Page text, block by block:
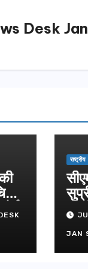
Desk
राष्ट्रीय
इस
रिहा
JAN